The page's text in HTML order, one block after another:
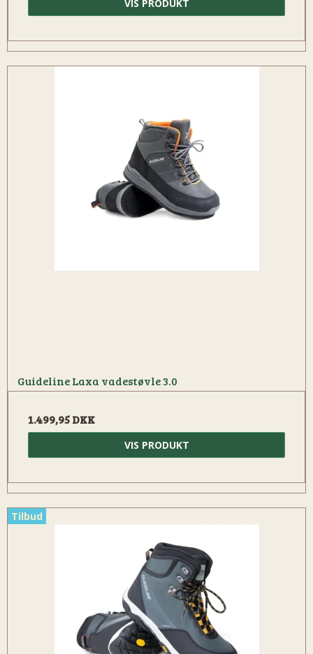
VIS PRODUKT
Guideline Laxa vadestøvle 3.0
1.499,95 DKK
VIS PRODUKT
Tilbud